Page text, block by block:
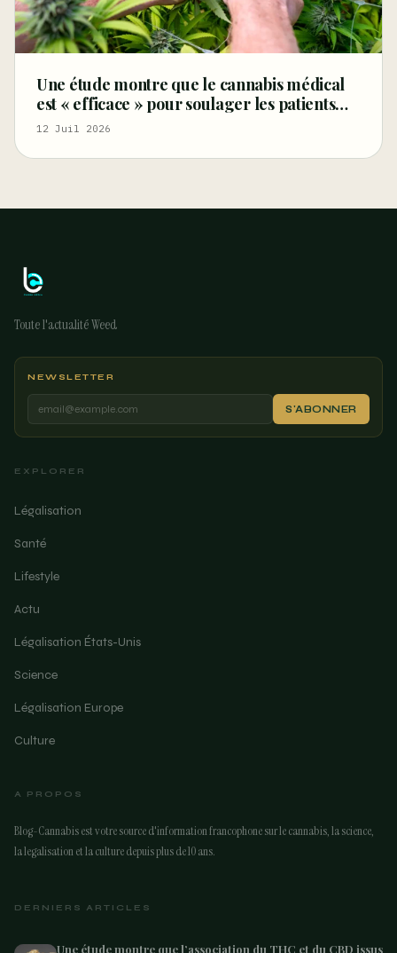
Une étude montre que le cannabis médical
est « efficace » pour soulager les patients
atteints du syndrome des jambes sans repos
12 Juil 2026
Toute l'actualité Weed
NEWSLETTER
S'ABONNER
EXPLORER
Légalisation
Santé
Lifestyle
Actu
Légalisation États-Unis
Science
Légalisation Europe
Culture
A PROPOS
Blog-Cannabis est votre source d'information francophone sur le cannabis, la science,
la legalisation et la culture depuis plus de 10 ans.
DERNIERS ARTICLES
Une étude montre que l’association du THC et du CBD issus